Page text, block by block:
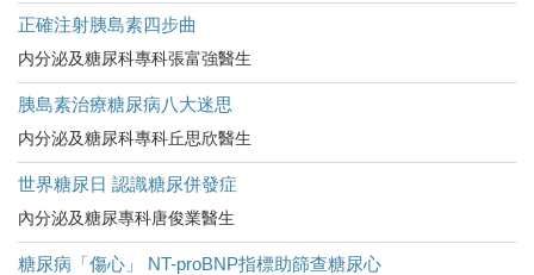
正確注射胰島素四步曲
内分泌及糖尿科專科張富強醫生
胰島素治療糖尿病八大迷思
内分泌及糖尿科專科丘思欣醫生
世界糖尿日 認識糖尿併發症
內分泌及糖尿專科唐俊業醫生
糖尿病「傷心」 NT-proBNP指標助篩查糖尿心